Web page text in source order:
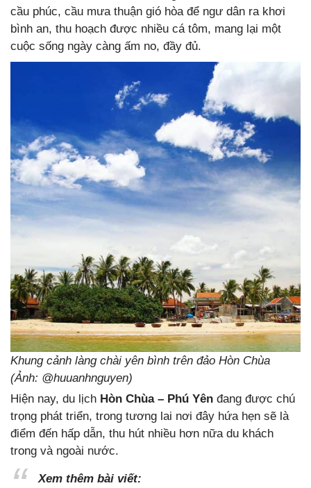
cầu phúc, cầu mưa thuận gió hòa để ngư dân ra khơi
bình an, thu hoạch được nhiều cá tôm, mang lại một
cuộc sống ngày càng ấm no, đầy đủ.
Khung cảnh làng chài yên bình trên đảo Hòn Chùa
(Ảnh: @huuanhnguyen)
Hiện nay, du lịch Hòn Chùa – Phú Yên đang được chú
trọng phát triển, trong tương lai nơi đây hứa hẹn sẽ là
điểm đến hấp dẫn, thu hút nhiều hơn nữa du khách
trong và ngoài nước.
Xem thêm bài viết: